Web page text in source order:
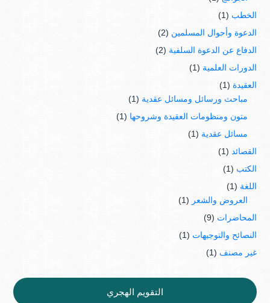
الخطب (1)
الدعوة وأحوال المسلمين (2)
الدفاع عن الدعوة السلفية (2)
الدورات العلمية (1)
العقيدة (1)
مباحث ورسائل ومسائل عقدية (1)
متون ومنظومات العقيدة وشروحها (1)
مسائل عقدية (1)
القصائد (1)
الكتب (1)
اللغة (1)
العروض والشعر (1)
المحاضرات (9)
النصائح والتوجيهات (1)
غير مصنف (1)
التقويم الهجري